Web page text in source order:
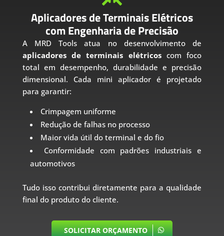
Aplicadores de Terminais Elétricos
com Engenharia de Precisão
A MRD Tools atua no desenvolvimento de
aplicadores de terminais elétricoscom foco
total em desempenho, durabilidade e precisão
dimensional. Cada mini aplicador é projetado
para garantir:
Crimpagem uniforme
Redução de falhas no processo
Maior vida útil do terminal e do fio
Conformidade com padrões industriais e
automotivos
Tudo isso contribui diretamente para a qualidade
final do produto do cliente.
SOLICITAR ORÇAMENTO